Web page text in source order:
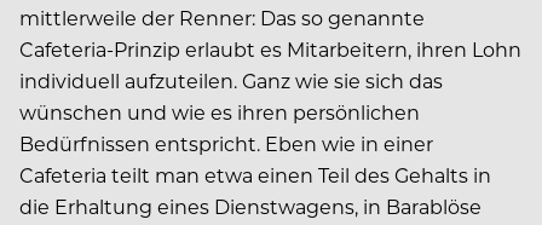
mittlerweile der Renner: Das so genannte
Cafeteria-Prinzip erlaubt es Mitarbeitern, ihren Lohn
individuell aufzuteilen. Ganz wie sie sich das
wünschen und wie es ihren persönlichen
Bedürfnissen entspricht. Eben wie in einer
Cafeteria teilt man etwa einen Teil des Gehalts in
die Erhaltung eines Dienstwagens, in Barablöse